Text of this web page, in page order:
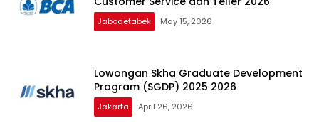
Jabodetabek May 15, 2026
Lowongan Skha Graduate Development
Program (SGDP) 2025 2026
Jakarta April 26, 2026